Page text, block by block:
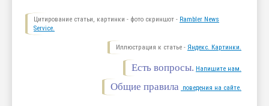
Цитирование статьи, картинки - фото скриншот - Rambler News
Service.
Иллюстрация к статье - Яндекс. Картинки.
Есть вопросы. Напишите нам.
Общие правила поведения на сайте.